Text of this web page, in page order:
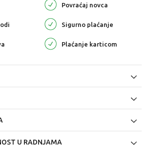
Povraćaj novca
Sigurno plaćanje
Plaćanje karticom
U RADNJAMA